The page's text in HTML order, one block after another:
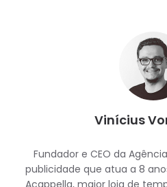
Vinícius
Fundador e CEO da
publicidade que atua a 8